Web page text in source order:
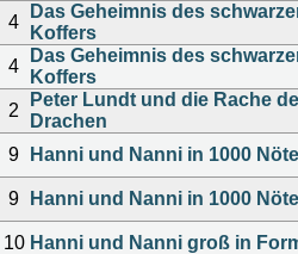
4
Das Geheimnis des
Koffers
4
Das Geheimnis des
Koffers
2
Peter Lundt und die Rache
Drachen
9 Hanni und Nanni in 1000
9 Hanni und Nanni in 1000
10 Hanni und Nanni groß in